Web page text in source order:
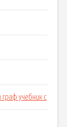
граф учебник с